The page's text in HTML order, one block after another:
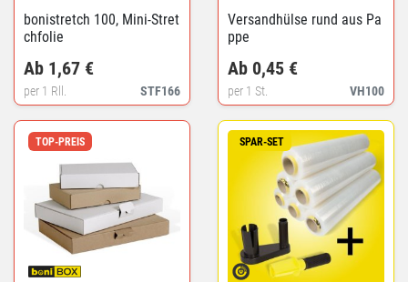
bonistretch 100, Mini-Stret
chfolie
STF166
Ab 1,67 €
per 1 Rll.
Versandhülse rund aus Pa
ppe
VH100
Ab 0,45 €
per 1 St.
TOP-PREIS SPAR-SET